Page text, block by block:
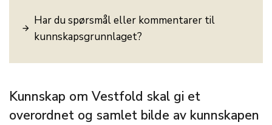
Har du spørsmål eller kommentarer til
kunnskapsgrunnlaget?
Kunnskap om Vestfold skal gi et
overordnet og samlet bilde av kunnskapen